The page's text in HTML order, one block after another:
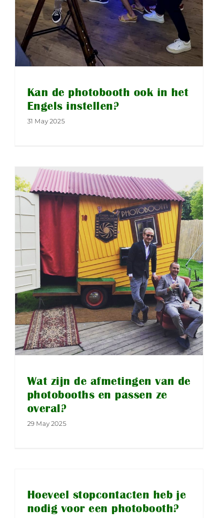
Kan de photobooth ook in het
Engels instellen?
31 May 2025
Wat zijn de afmetingen van de
photobooths en passen ze
overal?
29 May 2025
Hoeveel stopcontacten heb je
nodig voor een photobooth?